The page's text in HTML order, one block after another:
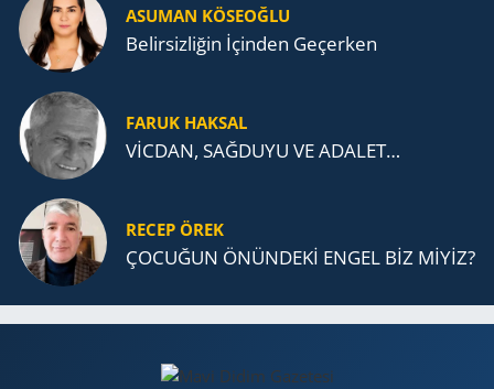
ASUMAN KÖSEOĞLU
Belirsizliğin İçinden Geçerken
FARUK HAKSAL
VİCDAN, SAĞ­DU­YU VE ADA­LET…
RECEP ÖREK
ÇOCUĞUN ÖNÜNDEKİ ENGEL BİZ MİYİZ?